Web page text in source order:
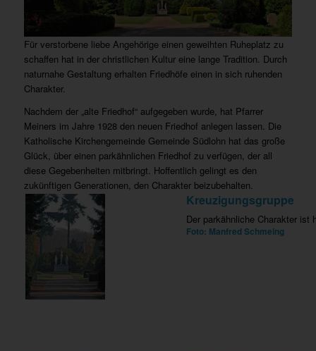
Für verstorbene liebe Angehörige einen geweihten Ruheplatz zu
schaffen hat in der christlichen Kultur eine lange Tradition. Durch
naturnahe Gestaltung erhalten Friedhöfe einen in sich ruhenden
Charakter.
Nachdem der „alte Friedhof“ aufgegeben wurde, hat Pfarrer
Meiners im Jahre 1928 den neuen Friedhof anlegen lassen. Die
Katholische Kirchengemeinde Gemeinde Südlohn hat das große
Glück, über einen parkähnlichen Friedhof zu verfügen, der all
diese Gegebenheiten mitbringt. Hoffentlich gelingt es den
zukünftigen Generationen, den Charakter beizubehalten.
Kreuzigungsgruppe
Der parkähnliche Charakter ist
Foto: Manfred Schmeing